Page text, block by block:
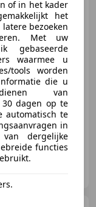
104 kW (141 PK)
of in het kader
het
bezoeken
Met uw
gebaseerde
waarmee u
tools worden
die u
van
30 dagen op te
automatisch te
in
dergelijke
functies